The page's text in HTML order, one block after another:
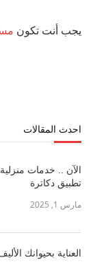
يجب أنت تكون
احدث المقالات
الآن .. خدمات
تطبيق دكاترة
مارس 1, 2025
العناية بحيوانك